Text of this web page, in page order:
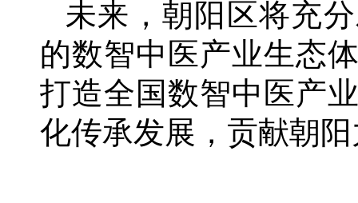
未来，朝阳区将充
的数智中医产业生态
打造全国数智中医产
化传承发展，贡献朝